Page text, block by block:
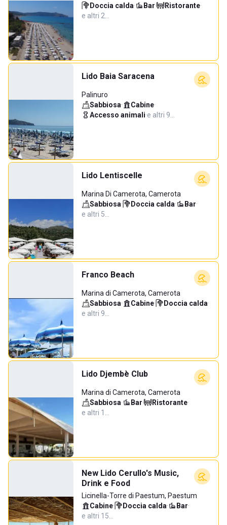
Doccia calda· Bar· Ristorante·
e altri 2…
Lido Baia Saracena
Palinuro
Sabbiosa· Cabine·
Accesso animali·e altri 9…
Lido Lentiscelle
Marina Di Camerota, Camerota
Sabbiosa· Doccia calda· Bar·
e altri 5…
Franco Beach
Marina di Camerota, Camerota
Sabbiosa· Cabine· Doccia calda·
e altri 9…
Lido Djembè Club
Marina di Camerota, Camerota
Sabbiosa· Bar· Ristorante·
e altri 1…
New Lido Cerullo's Music,
Drink e Food
Licinella-Torre di Paestum, Paestum
Cabine· Doccia calda· Bar·
e altri 15…